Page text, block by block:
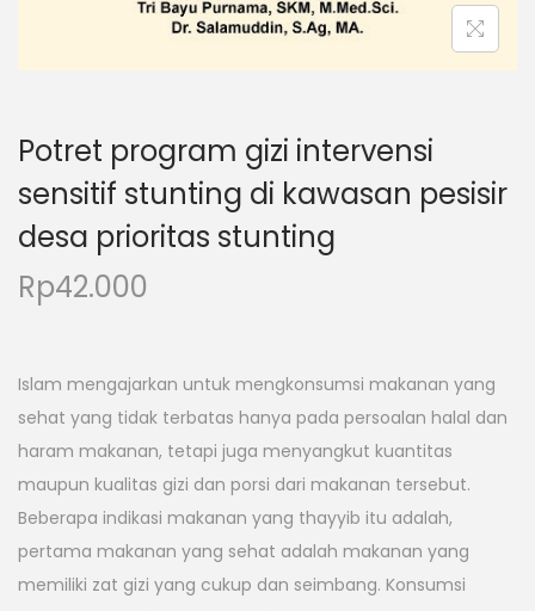
Potret program gizi intervensi
sensitif stunting di kawasan pesisir
desa prioritas stunting
Rp42.000
Islam mengajarkan untuk mengkonsumsi makanan yang
sehat yang tidak terbatas hanya pada persoalan halal dan
haram makanan, tetapi juga menyangkut kuantitas
maupun kualitas gizi dan porsi dari makanan tersebut.
Beberapa indikasi makanan yang thayyib itu adalah,
pertama makanan yang sehat adalah makanan yang
memiliki zat gizi yang cukup dan seimbang. Konsumsi